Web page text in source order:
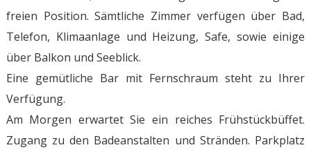
freien Position. Sämtliche Zimmer verfügen über Bad,
Telefon, Klimaanlage und Heizung, Safe, sowie einige
über Balkon und Seeblick.
Eine gemütliche Bar mit Fernschraum steht zu Ihrer
Verfügung.
Am Morgen erwartet Sie ein reiches Frühstückbüffet.
Zugang zu den Badeanstalten und Stränden. Parkplatz